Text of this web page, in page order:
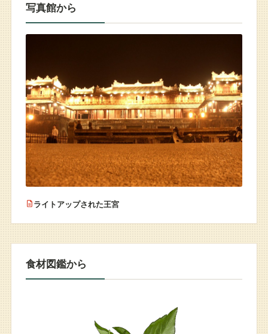
写真館から
ライトアップされた王宮
食材図鑑から